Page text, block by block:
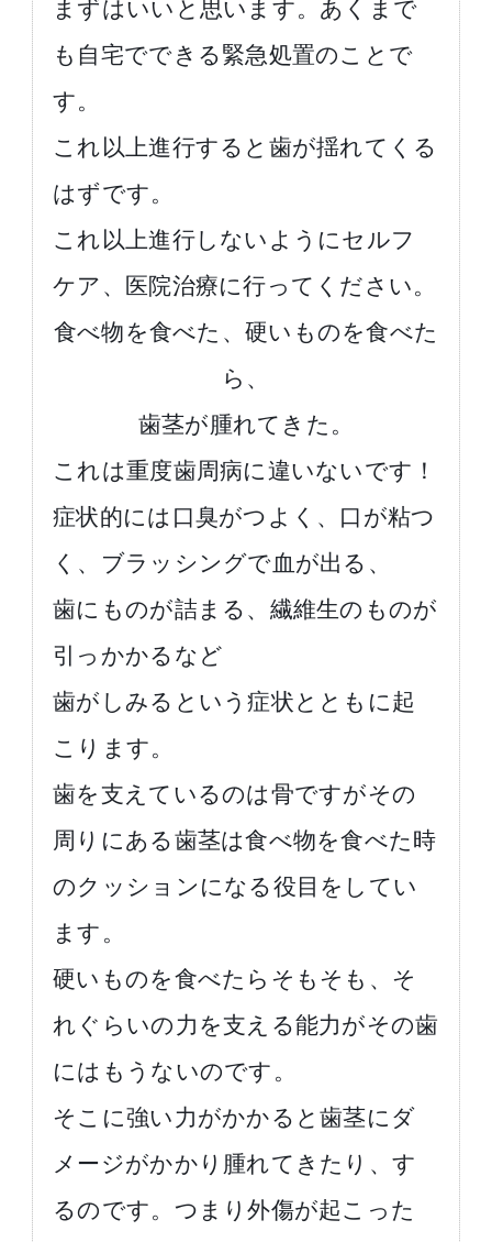
まずはいいと思います。あくまで
も自宅でできる緊急処置のことで
す。
これ以上進行すると歯が揺れてくる
はずです。
これ以上進行しないようにセルフ
ケア、医院治療に行ってください。
食べ物を食べた、硬いものを食べた
ら、
歯茎が腫れてきた。
これは重度歯周病に違いないです！
症状的には口臭がつよく、口が粘つ
く、ブラッシングで血が出る、
歯にものが詰まる、繊維生のものが
引っかかるなど
歯がしみるという症状とともに起
こります。
歯を支えているのは骨ですがその
周りにある歯茎は食べ物を食べた時
のクッションになる役目をしてい
ます。
硬いものを食べたらそもそも、そ
れぐらいの力を支える能力がその歯
にはもうないのです。
そこに強い力がかかると歯茎にダ
メージがかかり腫れてきたり、す
るのです。つまり外傷が起こった